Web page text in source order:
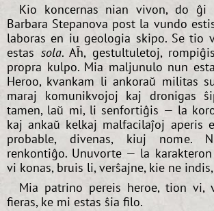
Kio koncernas nian vivon, do ĝi
Barbara Stepanova post la vundo
laboras en iu geologia skipo. Se tio
estas sola. Aĥ, gestultuletoj,
propra kulpo. Mia maljunulo nun
Heroo, kvankam li ankoraŭ militas
maraj komunikvojoj kaj dronigas
tamen, laŭ mi, li senfortiĝis — la
kaj ankaŭ kelkaj malfacilaĵoj aperis
probable, divenas, kiuj nome.
renkontiĝo. Unuvorte — la
vi konas, bruis li, verŝajne, kie ne
Mia patrino pereis heroe, tion vi,
fieras, ke mi estas ŝia filo.